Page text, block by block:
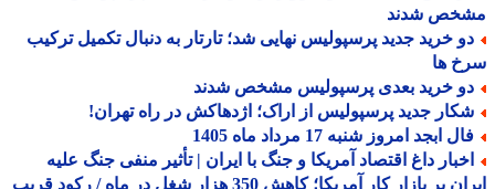
شدند
خرید جدید پرسپولیس نهایی شد؛ تارتار به دنبال تکمیل ترکیب
ها
خرید بعدی پرسپولیس مشخص شدند
جدید پرسپولیس از اراک؛ اژدهاکش در راه تهران!
ابجد امروز شنبه 17 مرداد ماه 1405
داغ اقتصاد آمریکا و جنگ با ایران | تأثیر منفی جنگ علیه
ایران بر بازار کار آمریکا؛ کاهش 350 هزار شغل در ماه / رکود قریب